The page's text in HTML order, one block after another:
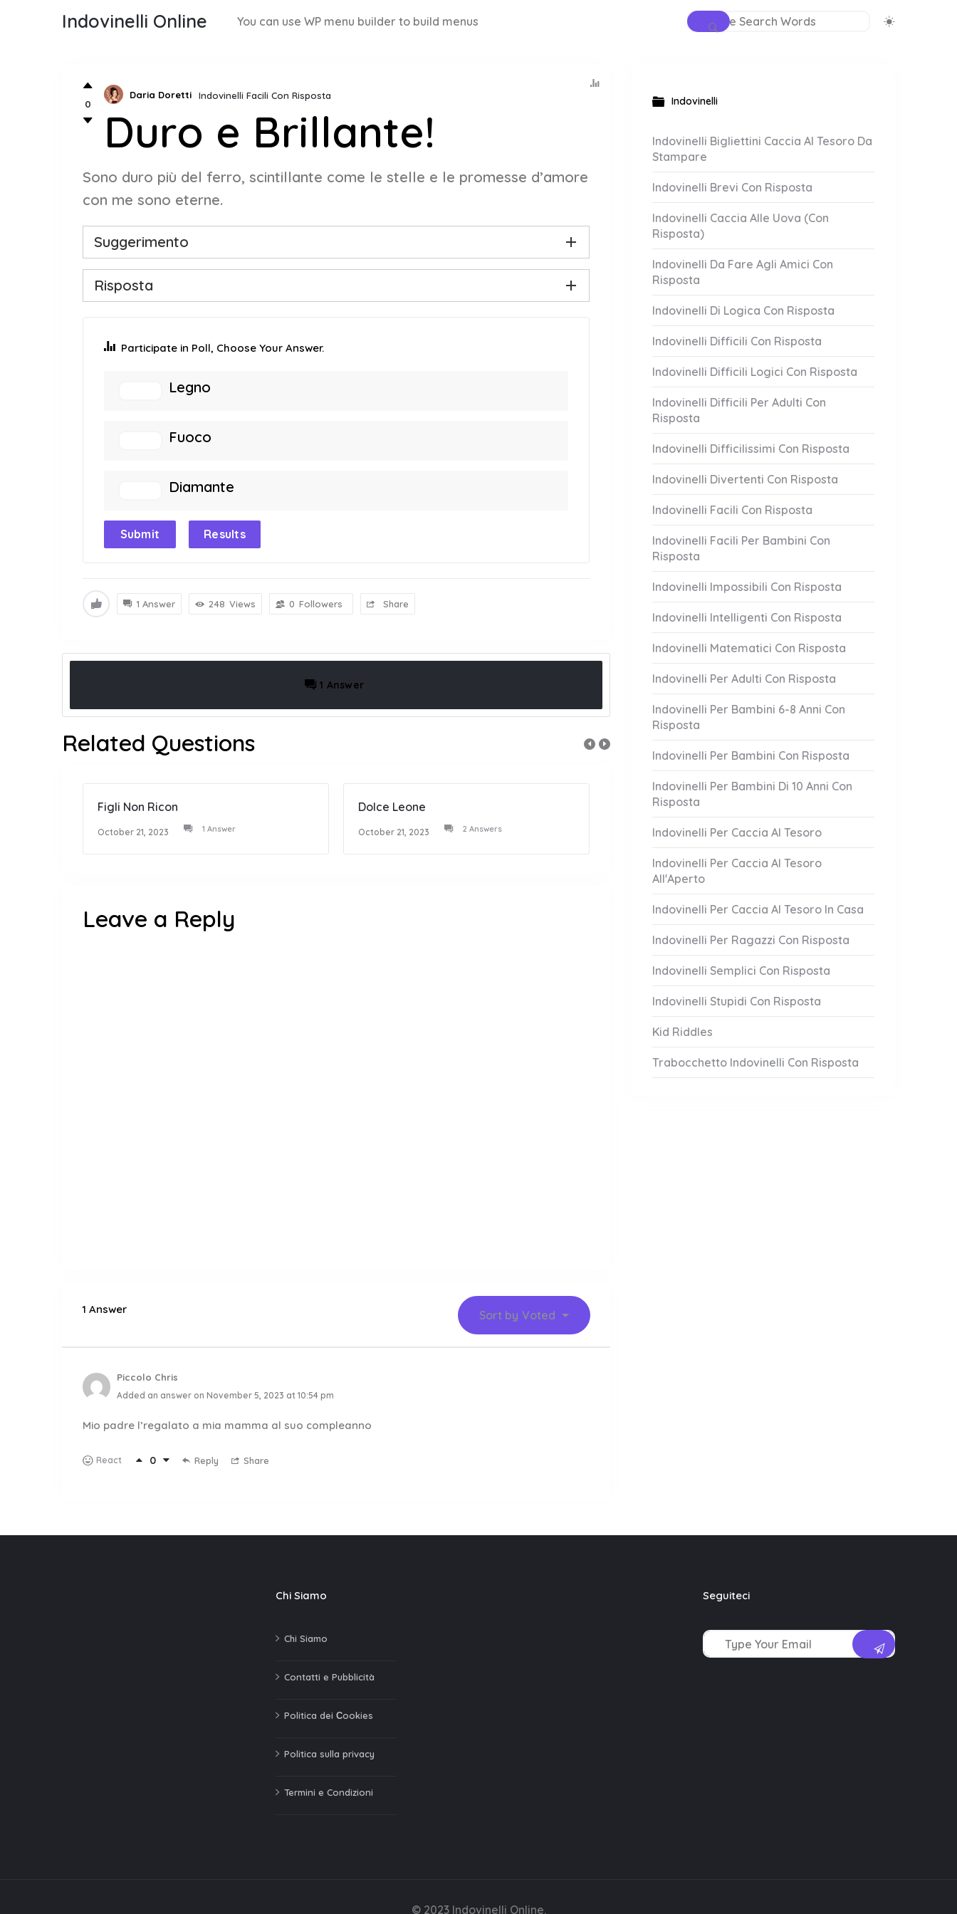
Indovinelli Online You can use WP menu builder to build menus
0
Daria Doretti Indovinelli Facili Con Risposta
Duro e Brillante!
Sono duro più del ferro, scintillante come le stelle e le promesse d’amore
con me sono eterne.
Suggerimento
Risposta
Participate in Poll, Choose Your Answer.
Legno
Fuoco
Diamante
Submit Results
1 Answer 248 Views 0 Followers Share
1 Answer
Related Questions
Figli Non Ricon
October 21, 2023 1 Answer
Dolce Leone
October 21, 2023 2 Answers
Mi Fai Sparire
October 21, 2023 1 Answer
Leave a Reply
1 Answer Sort by Voted
Piccolo Chris
Added an answer on November 5, 2023 at 10:54 pm
Mio padre l’regalato a mia mamma al suo compleanno
React 0 Reply Share
Indovinelli
Indovinelli Bigliettini Caccia Al Tesoro Da
Stampare
Indovinelli Brevi Con Risposta
Indovinelli Caccia Alle Uova (Con
Risposta)
Indovinelli Da Fare Agli Amici Con
Risposta
Indovinelli Di Logica Con Risposta
Indovinelli Difficili Con Risposta
Indovinelli Difficili Logici Con Risposta
Indovinelli Difficili Per Adulti Con
Risposta
Indovinelli Difficilissimi Con Risposta
Indovinelli Divertenti Con Risposta
Indovinelli Facili Con Risposta
Indovinelli Facili Per Bambini Con
Risposta
Indovinelli Impossibili Con Risposta
Indovinelli Intelligenti Con Risposta
Indovinelli Matematici Con Risposta
Indovinelli Per Adulti Con Risposta
Indovinelli Per Bambini 6-8 Anni Con
Risposta
Indovinelli Per Bambini Con Risposta
Indovinelli Per Bambini Di 10 Anni Con
Risposta
Indovinelli Per Caccia Al Tesoro
Indovinelli Per Caccia Al Tesoro
All'Aperto
Indovinelli Per Caccia Al Tesoro In Casa
Indovinelli Per Ragazzi Con Risposta
Indovinelli Semplici Con Risposta
Indovinelli Stupidi Con Risposta
Kid Riddles
Trabocchetto Indovinelli Con Risposta
Chi Siamo
Chi Siamo
Contatti e Pubblicità
Politica dei Сookies
Politica sulla privacy
Termini e Condizioni
Seguiteci
© 2023 Indovinelli Online.